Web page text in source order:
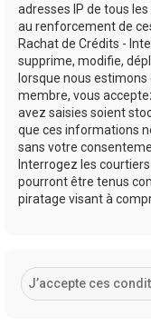
adresses IP de tous
au renforcement de
Rachat de Crédits -
supprime, modifie,
lorsque nous estimons
membre, vous
avez saisies soient
que ces informations
sans votre
Interrogez les
pourront être tenus
piratage visant à